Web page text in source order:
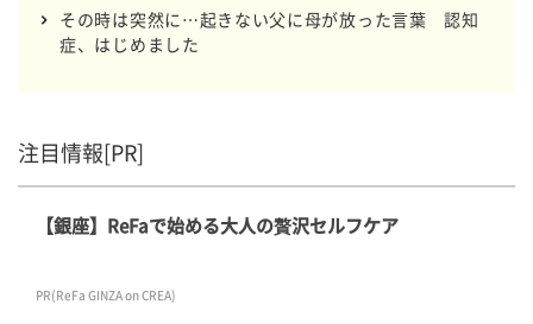
その時は突然に…起きない父に母が放った言葉 認知
症、はじめました
注目情報[PR]
【銀座】ReFaで始める大人の贅沢セルフケア
PR(ReFa GINZA on CREA)